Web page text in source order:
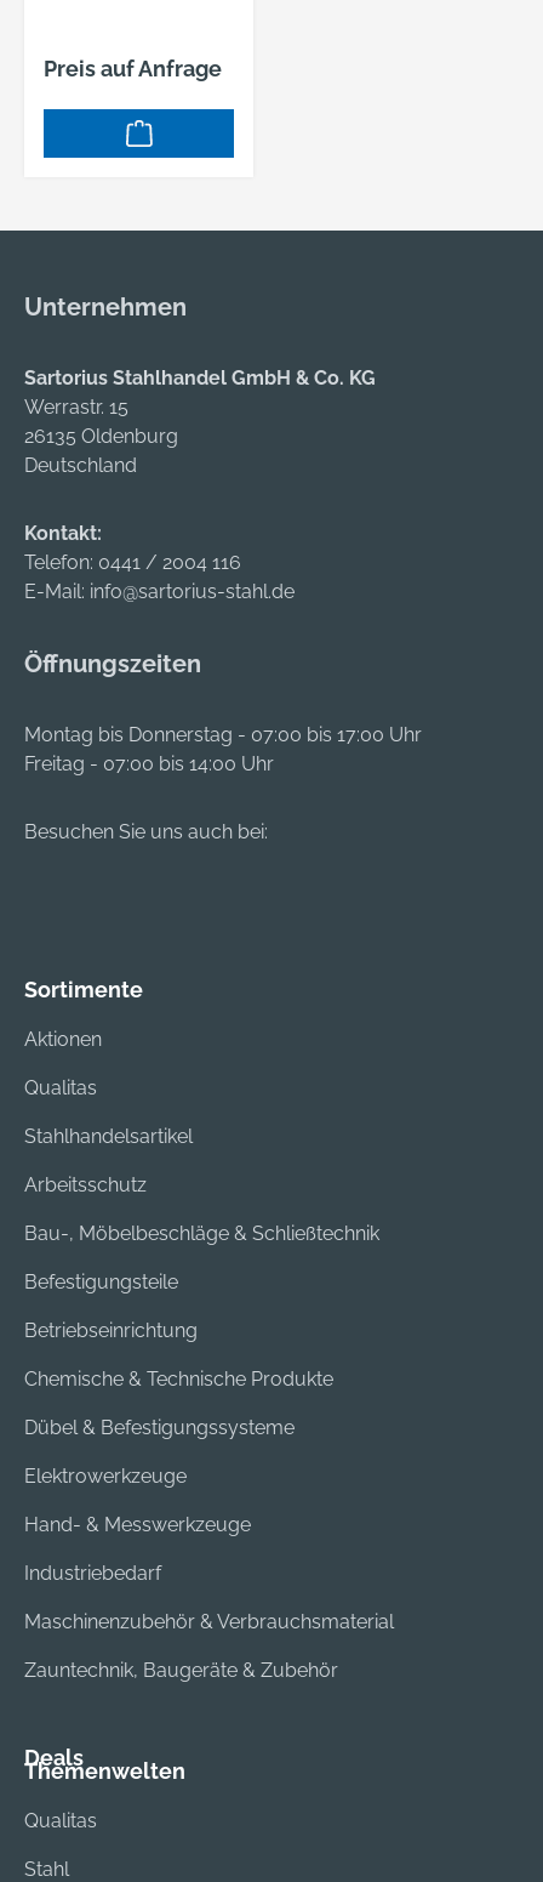
Preis auf Anfrage
Unternehmen
Sartorius Stahlhandel GmbH & Co. KG
Werrastr. 15
26135 Oldenburg
Deutschland
Kontakt:
Telefon: 0441 / 2004 116
E-Mail: info@sartorius-stahl.de
Öffnungszeiten
Montag bis Donnerstag - 07:00 bis 17:00 Uhr
Freitag - 07:00 bis 14:00 Uhr
Besuchen Sie uns auch bei:
Sortimente
Aktionen
Qualitas
Stahlhandelsartikel
Arbeitsschutz
Bau-, Möbelbeschläge & Schließtechnik
Befestigungsteile
Betriebseinrichtung
Chemische & Technische Produkte
Dübel & Befestigungssysteme
Elektrowerkzeuge
Hand- & Messwerkzeuge
Industriebedarf
Maschinenzubehör & Verbrauchsmaterial
Zauntechnik, Baugeräte & Zubehör
Deals
Themenwelten
Qualitas
Stahl